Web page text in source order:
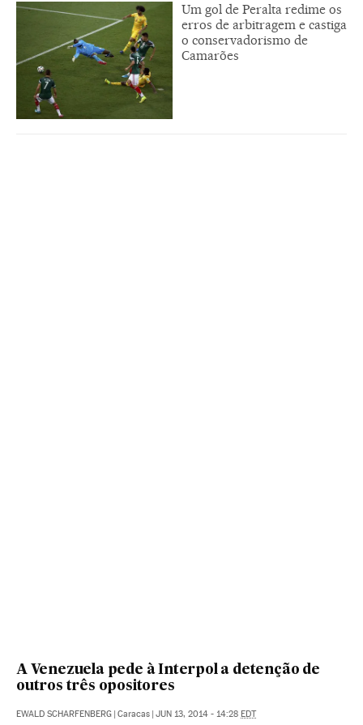
Um gol de Peralta redime os
erros de arbitragem e castiga
o conservadorismo de
Camarões
A Venezuela pede à Interpol a detenção de
outros três opositores
EWALD SCHARFENBERG | Caracas | JUN 13, 2014 - 14:28 EDT